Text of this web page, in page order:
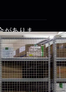
がありま
ださい。